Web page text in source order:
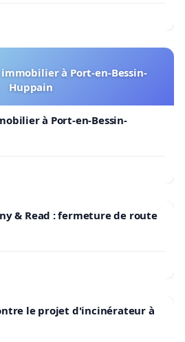
à Port-en-Bessin-
Huppain
à Port-en-Bessin-
& Read : fermeture de route
le projet d'incinérateur à